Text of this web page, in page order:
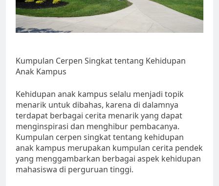
Kumpulan Cerpen Singkat tentang Kehidupan
Anak Kampus
Kehidupan anak kampus selalu menjadi topik
menarik untuk dibahas, karena di dalamnya
terdapat berbagai cerita menarik yang dapat
menginspirasi dan menghibur pembacanya.
Kumpulan cerpen singkat tentang kehidupan
anak kampus merupakan kumpulan cerita pendek
yang menggambarkan berbagai aspek kehidupan
mahasiswa di perguruan tinggi.